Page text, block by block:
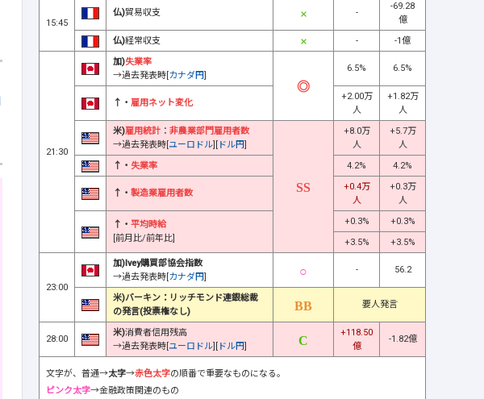
15:45
仏)貿易収支 -
-69.28
億
仏)経常収支 - -1億
21:30
加)失業率
→過去発表時[カナダ円]
6.5% 6.5%
↑・ 雇用ネット変化
+2.00万
人
+1.82万
人
米)雇用統計 ： 非農業部門雇用者数
→過去発表時[ユーロドル][ ドル円]
+8.0万
人
+5.7万
人
↑・ 失業率 4.2% 4.2%
↑・ 製造業雇用者数
+0.4万
人
+0.3万
人
↑・ 平均時給
[前月比/前年比]
+0.3%
+0.3%
+3.5%
+3.5%
23:00
加)Ivey購買部協会指数
→過去発表時[カナダ円]
- 56.2
米)バーキン：リッチモンド連銀総裁
の発言(投票権なし)
要人発言
28:00
米)消費者信用残高
→過去発表時[ユーロドル][ ドル円]
+118.50
億
-1.82億
文字が、普通→太字→赤色太字の順番で重要なものになる。
ピンク太字→金融政策関連のもの